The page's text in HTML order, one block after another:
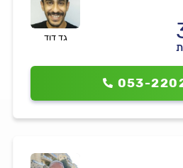
גד דוד
053-